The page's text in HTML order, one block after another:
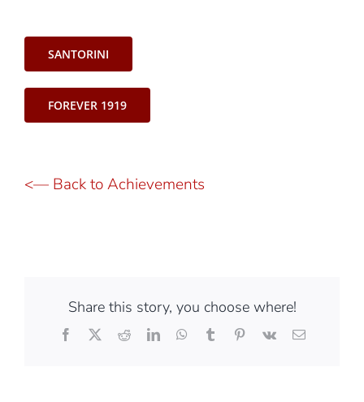
SANTORINI
FOREVER 1919
<— Back to Achievements
Share this story, you choose where!
Facebook
X RedditLinkedInWhatsApp
TumblrPinterest
Vk Email